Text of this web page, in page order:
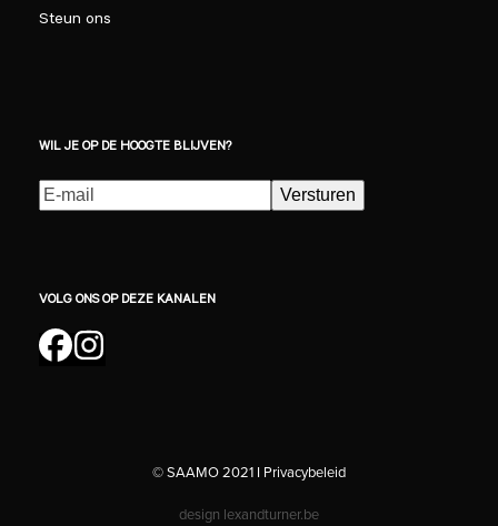
Steun ons
WIL JE OP DE HOOGTE BLIJVEN?
E-
mailadres(Vereist)
Versturen
VOLG ONS OP DEZE KANALEN
Facebook
Instagram
© SAAMO 2021 I Privacybeleid
design lexandturner.be